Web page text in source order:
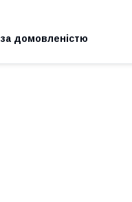
за домовленістю